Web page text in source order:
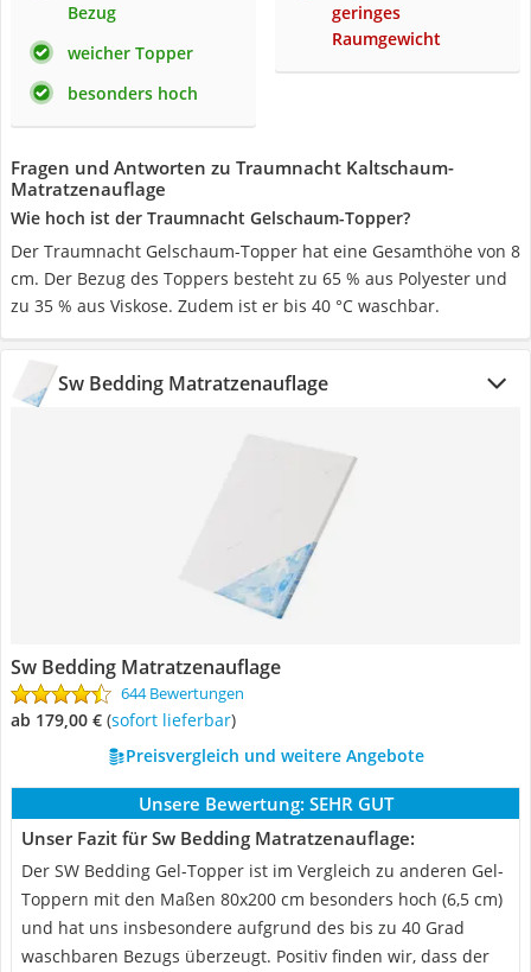
Bezug
weicher Topper
besonders hoch
geringes
Raumgewicht
Fragen und Antworten zu Traumnacht Kaltschaum-
Matratzenauflage
Wie hoch ist der Traumnacht Gelschaum-Topper?
Der Traumnacht Gelschaum-Topper hat eine Gesamthöhe von 8
cm. Der Bezug des Toppers besteht zu 65 % aus Polyester und
zu 35 % aus Viskose. Zudem ist er bis 40 °C waschbar.
Sw Bedding Matratzenauflage
Sw Bedding Matratzenauflage
644 Bewertungen
ab 179,00 € ( Sofort lieferbar)
Preisvergleich und weitere Angebote
Unsere Bewertung: SEHR GUT
Unser Fazit für Sw Bedding Matratzenauflage:
Der SW Bedding Gel-Topper ist im Vergleich zu anderen Gel-
Toppern mit den Maßen 80x200 cm besonders hoch (6,5 cm)
und hat uns insbesondere aufgrund des bis zu 40 Grad
waschbaren Bezugs überzeugt. Positiv finden wir, dass der